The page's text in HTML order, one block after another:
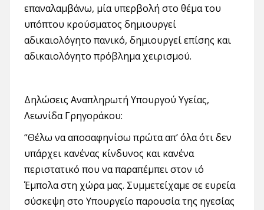
επαναλαμβάνω, μία υπερβολή στο θέμα του
υπόπτου κρούσματος δημιουργεί
αδικαιολόγητο πανικό, δημιουργεί επίσης και
αδικαιολόγητο πρόβλημα χειρισμού.
Δηλώσεις Αναπληρωτή Υπουργού Υγείας,
Λεωνίδα Γρηγοράκου:
“Θέλω να αποσαφηνίσω πρώτα απ’ όλα ότι δεν
υπάρχει κανένας κίνδυνος και κανένα
περιστατικό που να παραπέμπει στον ιό
Έμπολα στη χώρα μας. Συμμετείχαμε σε ευρεία
σύσκεψη στο Υπουργείο παρουσία της ηγεσίας